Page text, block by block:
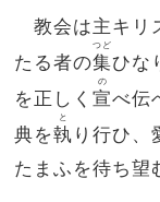
教会は主キリ
たる者の集
つど
ひな
を正しく宣
の
べ伝
典を執
と
り行ひ、
たまふを待ち望